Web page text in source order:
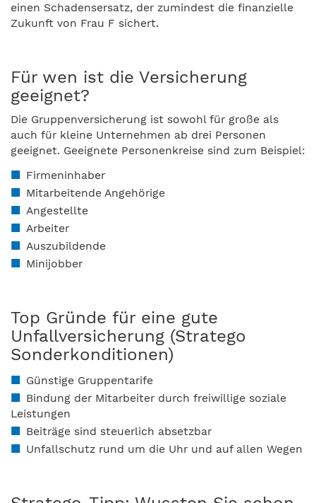
einen Schadensersatz, der zumindest die finanzielle
Zukunft von Frau F sichert.
Für wen ist die Versicherung
geeignet?
Die Gruppenversicherung ist sowohl für große als
auch für kleine Unternehmen ab drei Personen
geeignet. Geeignete Personenkreise sind zum Beispiel:
Firmeninhaber
Mitarbeitende Angehörige
Angestellte
Arbeiter
Auszubildende
Minijobber
Top Gründe für eine gute
Unfallversicherung (Stratego
Sonderkonditionen)
Günstige Gruppentarife
Bindung der Mitarbeiter durch freiwillige soziale
Leistungen
Beiträge sind steuerlich absetzbar
Unfallschutz rund um die Uhr und auf allen Wegen